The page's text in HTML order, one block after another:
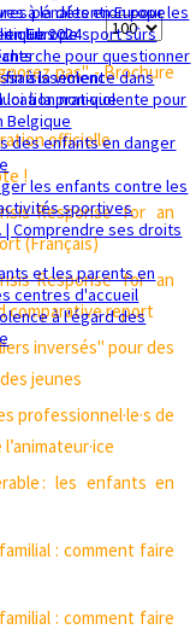
2024
pénales en Europe
clubs de sport sûrs
fin à la violence dans
loi à la pratique
à la détention pour les
Europe
pour questionner
non-violente pour
Belgique
des enfants en danger
les enfants contre les
sportives
| Comprendre ses droits
et les parents en
centres d'accueil
à l'égard des
Affichage
#
pas" - Brochure
officielle
!
Response for an
(Français)
Response for an
comparative report
inversés" pour des
jeunes
professionnel·le·s de
: les enfants en
: comment faire
: comment faire